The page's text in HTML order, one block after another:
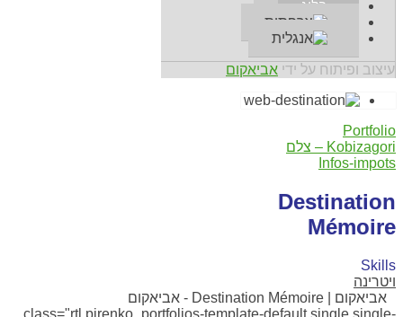
בלוג
עיצוב ופיתוח על ידי אביאקום
Portfolio
Kobizagori – צלם
Infos-impots
Destination
Mémoire
Skills
ויטרינה
אביאקום | Destination Mémoire - אביאקום
class="rtl pirenko_portfolios-template-default single single-